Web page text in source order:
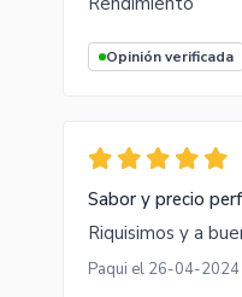
Opinión verificada
Sabor y precio
Riquisimos y a
Paqui el 26-04-2024